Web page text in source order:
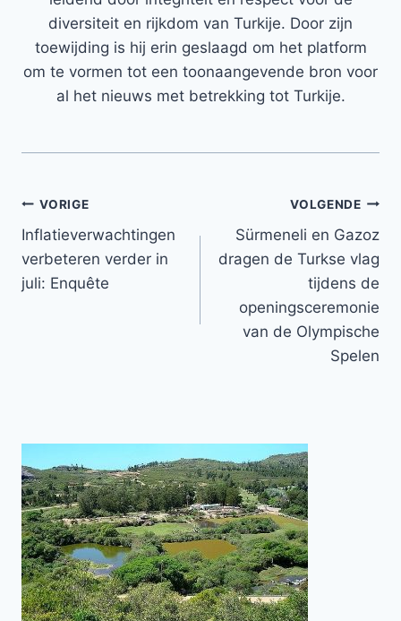
diversiteit en rijkdom van Turkije. Door zijn
toewijding is hij erin geslaagd om het platform
om te vormen tot een toonaangevende bron voor
al het nieuws met betrekking tot Turkije.
Bericht
navigatie
VORIGE
Inflatieverwachtingen
verbeteren verder in
juli: Enquête
VOLGENDE
Sürmeneli en Gazoz
dragen de Turkse vlag
tijdens de
openingsceremonie
van de Olympische
Spelen